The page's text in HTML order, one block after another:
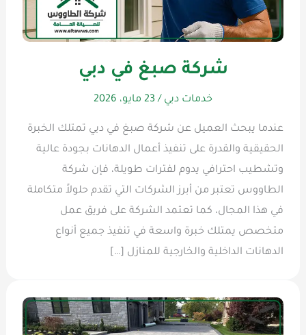
شركة صبغ في دبي
خدمات دبي / 23 مايو، 2026
عندما يبحث العميل عن شركة صبغ في دبي تمتلك الخبرة
الحقيقية والقدرة على تنفيذ أعمال الدهانات بجودة عالية
وتشطيب احترافي يدوم لفترات طويلة، فإن شركة
الطاووس تعتبر من أبرز الشركات التي تقدم حلولاً متكاملة
في هذا المجال، كما تعتمد الشركة على فريق عمل
متخصص يمتلك خبرة واسعة في تنفيذ جميع أنواع
الدهانات الداخلية والخارجية للمنازل […]